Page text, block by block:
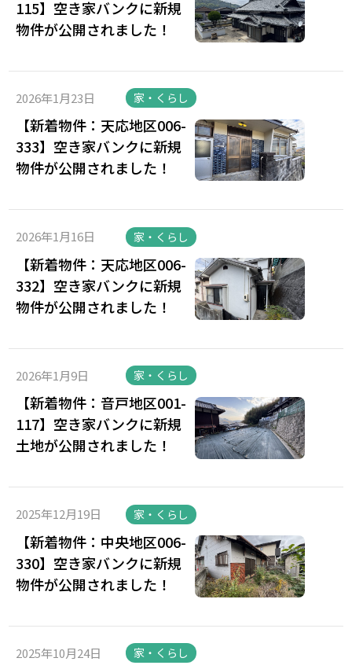
115】空き家バンクに新規
物件が公開されました！
2026年1月23日 家・くらし
【新着物件：天応地区006-
333】空き家バンクに新規
物件が公開されました！
2026年1月16日 家・くらし
【新着物件：天応地区006-
332】空き家バンクに新規
物件が公開されました！
2026年1月9日 家・くらし
【新着物件：音戸地区001-
117】空き家バンクに新規
土地が公開されました！
2025年12月19日 家・くらし
【新着物件：中央地区006-
330】空き家バンクに新規
物件が公開されました！
2025年10月24日 家・くらし